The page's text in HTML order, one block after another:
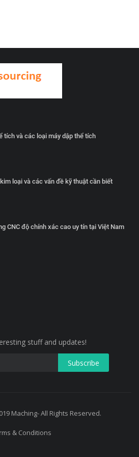
tích và các loại máy dập thể tích
loại và các vấn đề kỹ thuật cần biết
CNC độ chính xác cao uy tín tại Việt Nam
stuff and updates!
Maching- All Rights Reserved.
& Conditions